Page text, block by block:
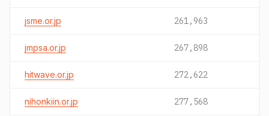
jsme.or.jp 261,963
jmpsa.or.jp 267,898
hitwave.or.jp 272,622
nihonkiin.or.jp 277,568